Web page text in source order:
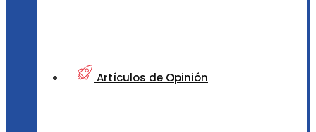
Artículos de Opinión